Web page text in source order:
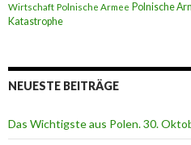
Wirtschaft Polnische Armee Polnische
Katastrophe
NEUESTE BEITRÄGE
Das Wichtigste aus Polen. 30.